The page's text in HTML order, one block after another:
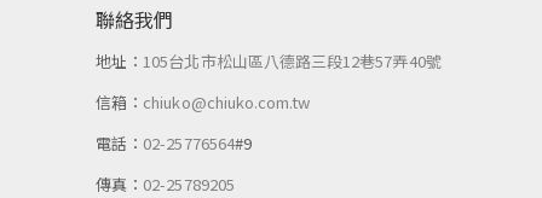
聯絡我們
地址： 105台北市松山區八德路三段12巷57弄40號
信箱： chiuko@chiuko.com.tw
電話： 02-25776564#9
傳真： 02-25789205